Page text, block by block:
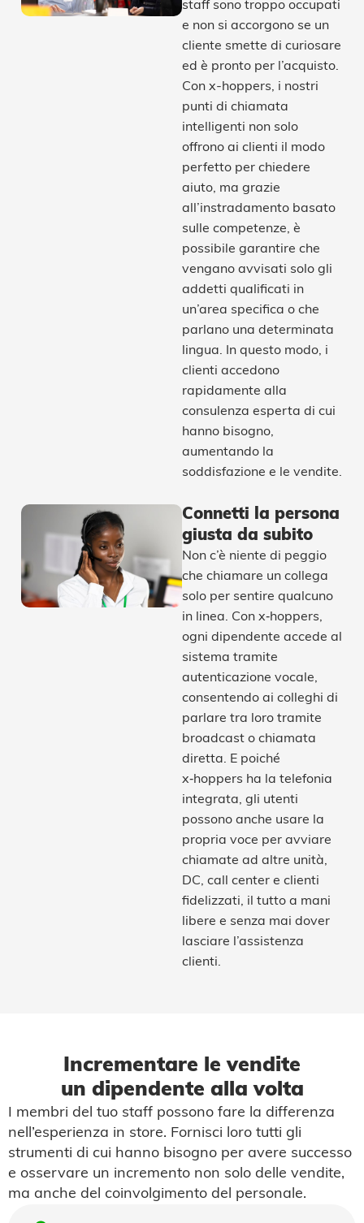
staff sono troppo occupati
e non si accorgono se un
cliente smette di curiosare
ed è pronto per l’acquisto.
Con x-hoppers, i nostri
punti di chiamata
intelligenti non solo
offrono ai clienti il modo
perfetto per chiedere
aiuto, ma grazie
all’instradamento basato
sulle competenze, è
possibile garantire che
vengano avvisati solo gli
addetti qualificati in
un’area specifica o che
parlano una determinata
lingua. In questo modo, i
clienti accedono
rapidamente alla
consulenza esperta di cui
hanno bisogno,
aumentando la
soddisfazione e le vendite.
Connetti la persona
giusta da subito
Non c’è niente di peggio
che chiamare un collega
solo per sentire qualcuno
in linea. Con x‑hoppers,
ogni dipendente accede al
sistema tramite
autenticazione vocale,
consentendo ai colleghi di
parlare tra loro tramite
broadcast o chiamata
diretta. E poiché
x‑hoppers ha la telefonia
integrata, gli utenti
possono anche usare la
propria voce per avviare
chiamate ad altre unità,
DC, call center e clienti
fidelizzati, il tutto a mani
libere e senza mai dover
lasciare l’assistenza
clienti.
Incrementare le vendite
un dipendente alla volta
I membri del tuo staff possono fare la differenza
nell’esperienza in store. Fornisci loro tutti gli
strumenti di cui hanno bisogno per avere successo
e osservare un incremento non solo delle vendite,
ma anche del coinvolgimento del personale.